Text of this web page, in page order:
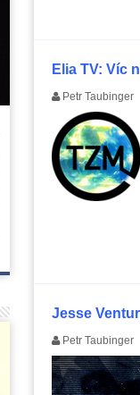
Elia TV: Víc
Petr Taubinger
Jesse
Petr Taubinger